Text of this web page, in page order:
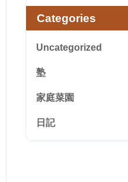
Categories
Uncategorized
塾
家庭菜園
日記